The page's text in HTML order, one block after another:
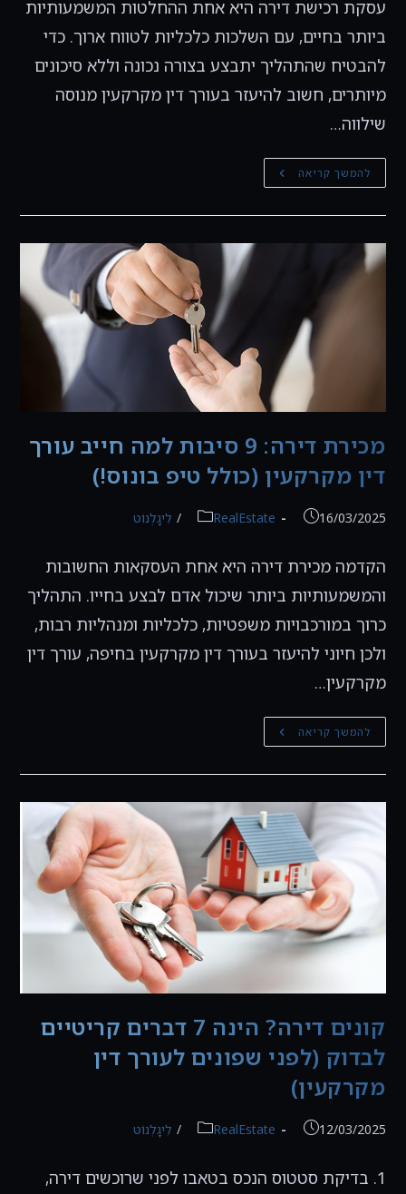
עסקת רכישת דירה היא אחת ההחלטות המשמעותיות
ביותר בחיים, עם השלכות כלכליות לטווח ארוך. כדי
להבטיח שהתהליך יתבצע בצורה נכונה וללא סיכונים
מיותרים, חשוב להיעזר בעורך דין מקרקעין מנוסה
שילווה…
להמשך קריאה מוכרים
דירה?
מכירת דירה: 9 סיבות למה חייב עורך
דין מקרקעין (כולל טיפ בונוס!)
פורסם:
16/03/2025 קטגוריה:
RealEstate
/ לִיגָלְנוֹט
הקדמה מכירת דירה היא אחת העסקאות החשובות
והמשמעותיות ביותר שיכול אדם לבצע בחייו. התהליך
כרוך במורכבויות משפטיות, כלכליות ומנהליות רבות,
ולכן חיוני להיעזר בעורך דין מקרקעין בחיפה, עורך דין
מקרקעין…
להמשך קריאה מכירת
דירה:
עורך
דין
מקרקעין
(כולל
טיפ
בונוס!)
קונים דירה? הינה 7 דברים קריטיים
לבדוק (לפני שפונים לעורך דין
מקרקעין)
פורסם:
12/03/2025 קטגוריה:
RealEstate
/ לִיגָלְנוֹט
1. בדיקת סטטוס הנכס בטאבו לפני שרוכשים דירה,